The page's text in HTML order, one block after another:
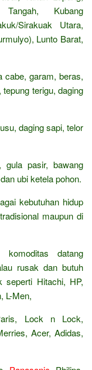
Kubang
Sirakuak Utara,
Lunto Barat,
cabe, garam, beras,
terigu, daging
daging sapi, telor
gula pasir, bawang
ubi ketela pohon.
kebutuhan hidup
maupun di
datang
rusak dan butuh
seperti Hitachi, HP,
L-Men,
Lock n Lock,
Acer, Adidas,